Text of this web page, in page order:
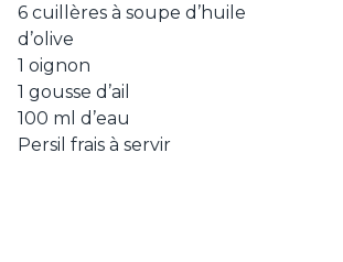
6 cuillères à soupe d’huile
d’olive
1 oignon
1 gousse d’ail
100 ml d’eau
Persil frais à servir